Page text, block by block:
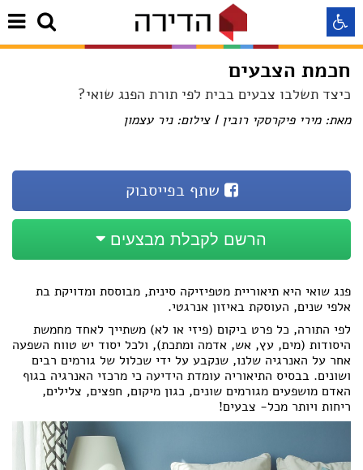
חכמת הצבעים
כיצד תשלבו צבעים בבית לפי תורת הפנג שואי?
מאת: מירי פיקרסקי רובין I צילום: ניר עצמון
הרשם לקבלת מבצעים
שתף בפייסבוק
פנג שואי היא תיאוריית מטפיזיקה סינית, מבוססת ומדויקת בת
אלפי שנים, העוסקת באיזון אנרגטי.
לפי התורה, כל פרט ביקום (פיזי או לא) משתייך לאחד מחמשת
היסודות (מים, עץ, אש, אדמה ומתכת), ולכל יסוד יש טווח השפעה
אחר על האנרגיה שלנו, שנקבע על ידי שכלול של גורמים רבים
ושונים. בבסיס התיאוריה עומדת הידיעה כי מרכזי האנרגיה בגוף
האדם מושפעים מגורמים שונים, כגון מיקום, חפצים, צלילים,
ריחות ויותר מכל- צבעים!
התאמה לקורא מסך
התאמה לכבדי ראיה
Aא Aא Aא
הצהרת נגישות